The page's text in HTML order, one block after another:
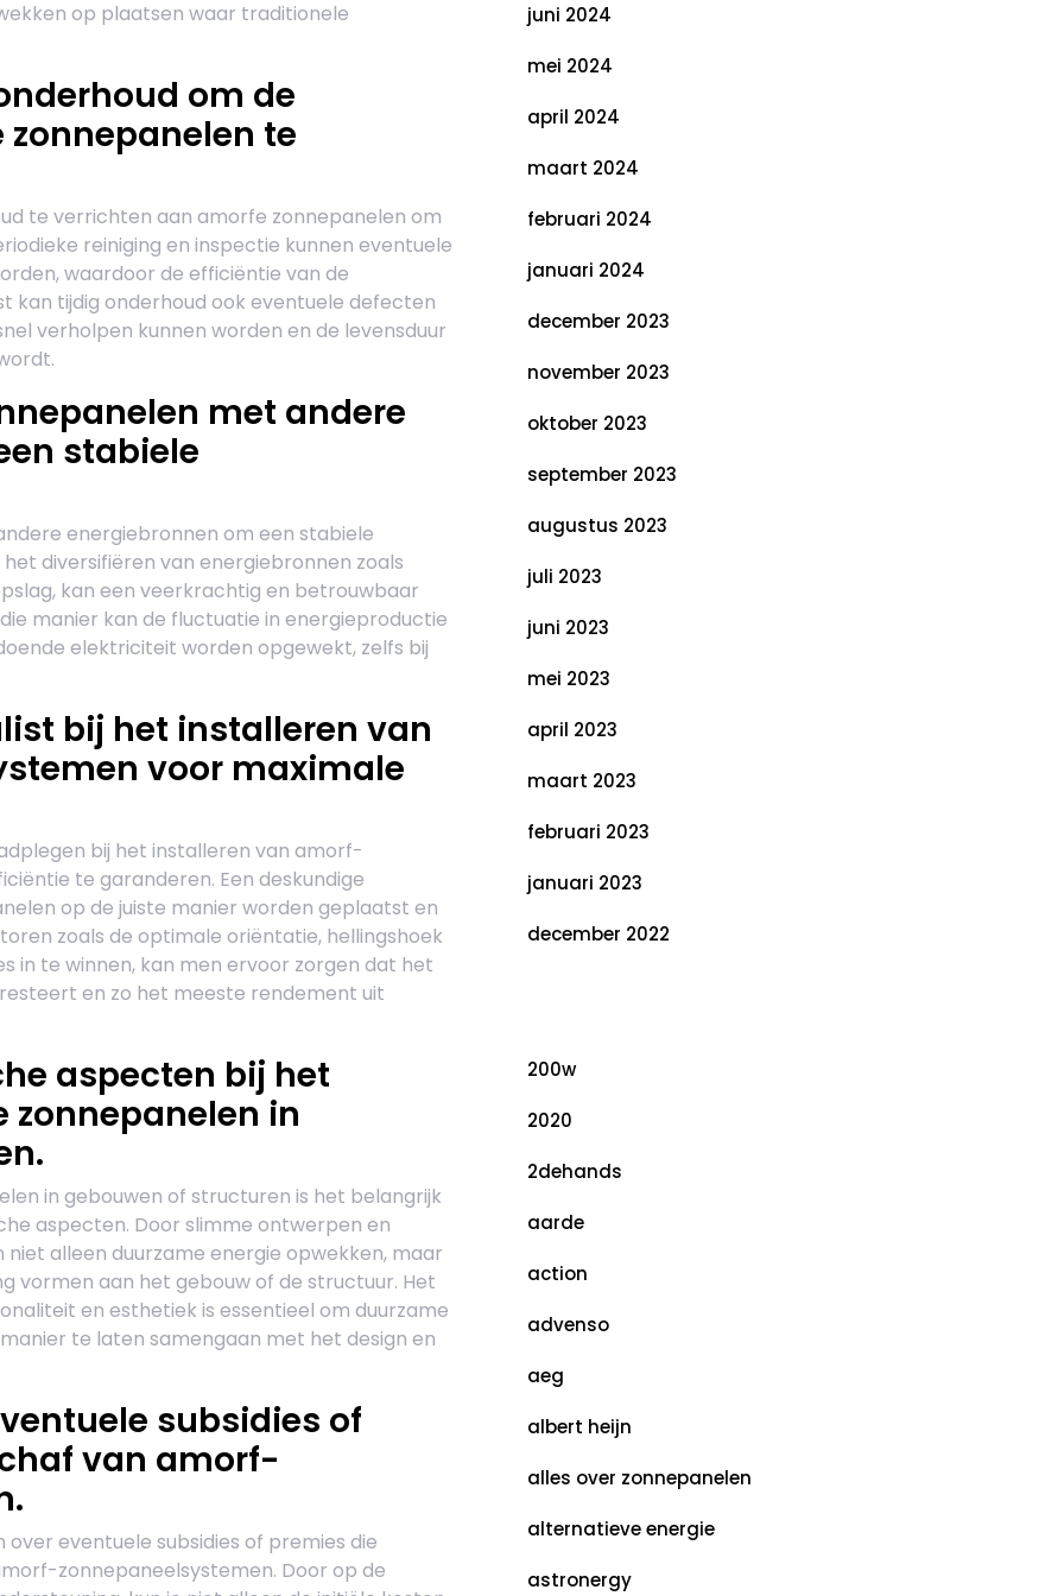
op plaatsen waar traditionele
om de
te
te verrichten aan amorfe zonnepanelen om
reiniging en inspectie kunnen eventuele
waardoor de efficiëntie van de
kan tijdig onderhoud ook eventuele defecten
verholpen kunnen worden en de levensduur
met andere
stabiele
energiebronnen om een stabiele
diversifiëren van energiebronnen zoals
kan een veerkrachtig en betrouwbaar
manier kan de fluctuatie in energieproductie
elektriciteit worden opgewekt, zelfs bij
bij het installeren van
voor maximale
bij het installeren van amorf-
te garanderen. Een deskundige
op de juiste manier worden geplaatst en
zoals de optimale oriëntatie, hellingshoek
in te winnen, kan men ervoor zorgen dat het
en zo het meeste rendement uit
aspecten bij het
in
in gebouwen of structuren is het belangrijk
aspecten. Door slimme ontwerpen en
alleen duurzame energie opwekken, maar
vormen aan het gebouw of de structuur. Het
en esthetiek is essentieel om duurzame
te laten samengaan met het design en
subsidies of
van amorf-
eventuele subsidies of premies die
zonnepaneelsystemen. Door op de
juni 2024
mei 2024
april 2024
maart 2024
februari 2024
januari 2024
december 2023
november 2023
oktober 2023
september 2023
augustus 2023
juli 2023
juni 2023
mei 2023
april 2023
maart 2023
februari 2023
januari 2023
december 2022
200w
2020
2dehands
aarde
action
advenso
aeg
albert heijn
alles over zonnepanelen
alternatieve energie
astronergy